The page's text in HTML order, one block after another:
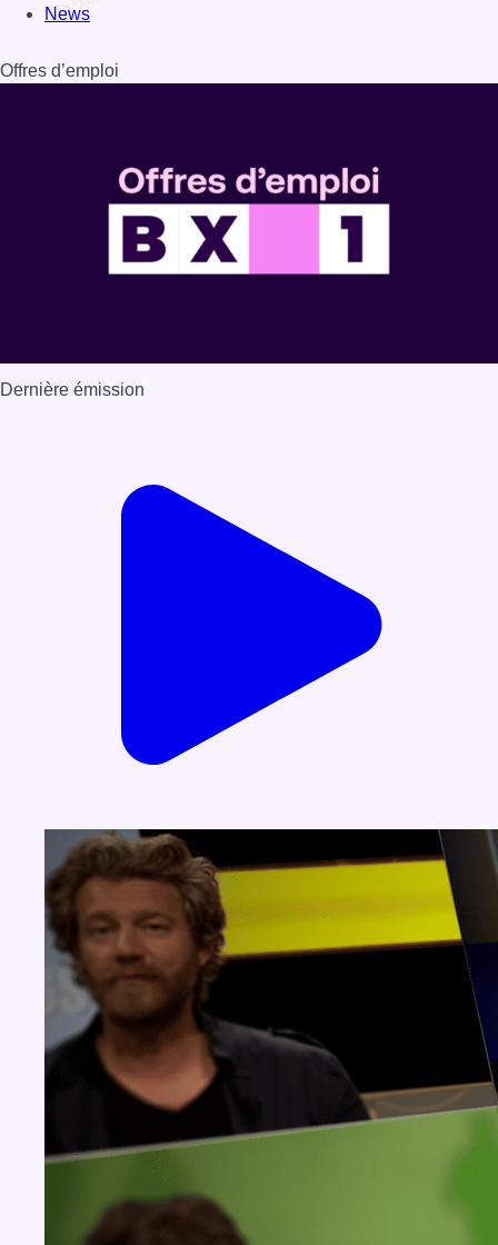
News
Offres d’emploi
Dernière émission